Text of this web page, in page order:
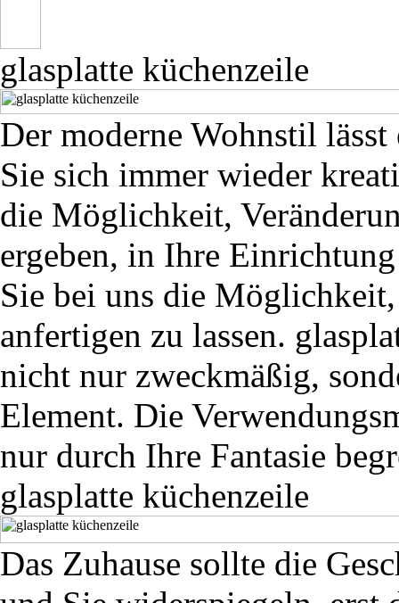
glasplatte küchenzeile
Der moderne Wohnstil
Sie sich immer wieder
die Möglichkeit,
ergeben, in Ihre
Sie bei uns die
anfertigen zu lassen.
nicht nur zweckmäßig,
Element. Die
nur durch Ihre Fantasie
glasplatte küchenzeile
Das Zuhause sollte die